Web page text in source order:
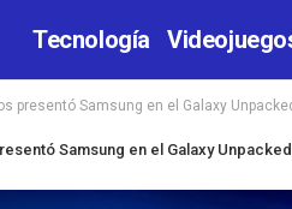
Tecnología
presentó Samsung en el Galaxy
Samsung en el Galaxy